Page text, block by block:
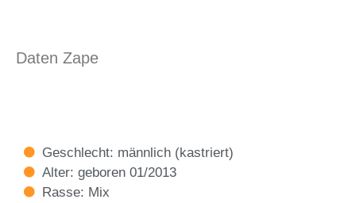
Daten Zape
Geschlecht: männlich (kastriert)
Alter: geboren 01/2013
Rasse: Mix